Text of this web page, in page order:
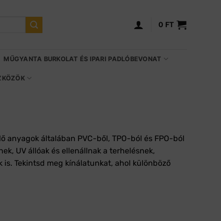
0 FT
MŰGYANTA BURKOLAT ÉS IPARI PADLÓBEVONAT
anyagok általában PVC-ből, TPO-ból és FPO-ból
UV állóak és ellenállnak a terhelésnek,
Tekintsd meg kínálatunkat, ahol különböző